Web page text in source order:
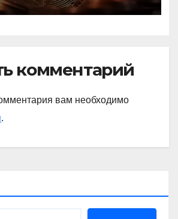
комментарий
вам необходимо
.